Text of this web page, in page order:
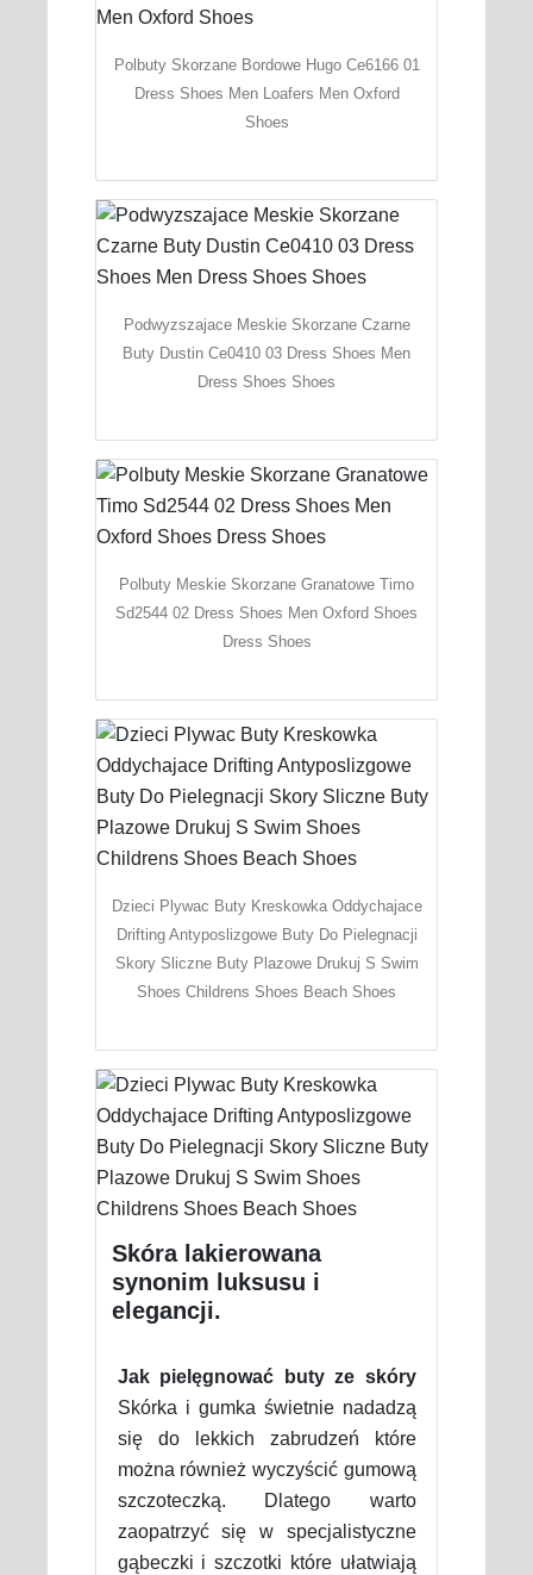
Polbuty Skorzane Bordowe Hugo Ce6166 01
Dress Shoes Men Loafers Men Oxford
Shoes
Podwyzszajace Meskie Skorzane Czarne
Buty Dustin Ce0410 03 Dress Shoes Men
Dress Shoes Shoes
Polbuty Meskie Skorzane Granatowe Timo
Sd2544 02 Dress Shoes Men Oxford Shoes
Dress Shoes
Dzieci Plywac Buty Kreskowka Oddychajace
Drifting Antyposlizgowe Buty Do Pielegnacji
Skory Sliczne Buty Plazowe Drukuj S Swim
Shoes Childrens Shoes Beach Shoes
Skóra lakierowana
synonim luksusu i
elegancji.
Jak pielęgnować buty ze skóry
Skórka i gumka świetnie nadadzą
się do lekkich zabrudzeń które
można również wyczyścić gumową
szczoteczką. Dlatego warto
zaopatrzyć się w specjalistyczne
gąbeczki i szczotki które ułatwiają